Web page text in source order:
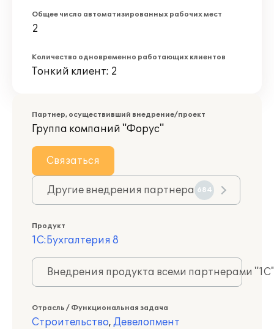
Общее число автоматизированных рабочих мест
2
Количество одновременно работающих клиентов
Тонкий клиент: 2
Партнер, осуществивший внедрение/проект
Группа компаний "Форус"
Связаться
Другие внедрения партнера 684
Продукт
1С:Бухгалтерия 8
Внедрения продукта всеми партнерами
Отрасль / Функциональная задача
Строительство, Девелопмент